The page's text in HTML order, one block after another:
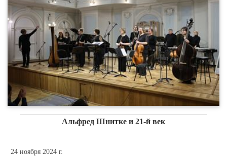
Альфред Шнитке и 21-й век
24 ноября 2024 г.